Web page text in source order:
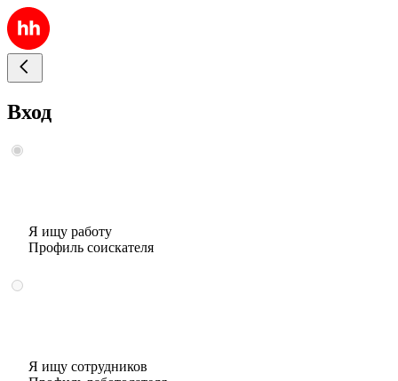
Вход
Я ищу работу
Профиль соискателя
Я ищу сотрудников